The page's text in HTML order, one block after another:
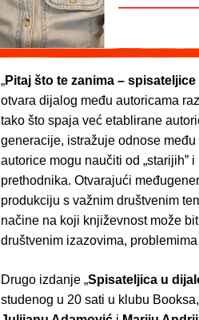
„Pitaj što te zanima –
otvara dijalog među autoricama
tako što spaja već etablirane
generacije, istražuje odnose
autorice mogu naučiti od
prethodnika. Otvarajući
produkciju s važnim društvenim
načine na koji književnost može
društvenim izazovima,
Drugo izdanje „Spisateljica u
studenog u 20 sati u klubu